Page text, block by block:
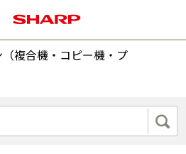
複合機・コピー機・プ